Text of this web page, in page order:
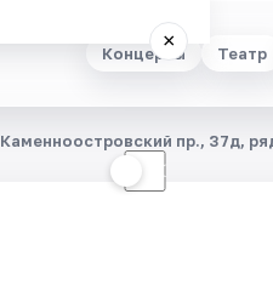
Концерты Театр
×
☾
Каменноостровский пр., 37д,